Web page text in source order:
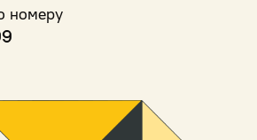
номеру